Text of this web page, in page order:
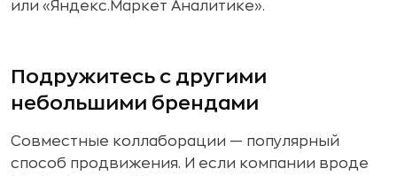
или «Яндекс.Маркет Аналитике».
Подружитесь с другими
небольшими брендами
Совместные коллаборации — популярный
способ продвижения. И если компании вроде